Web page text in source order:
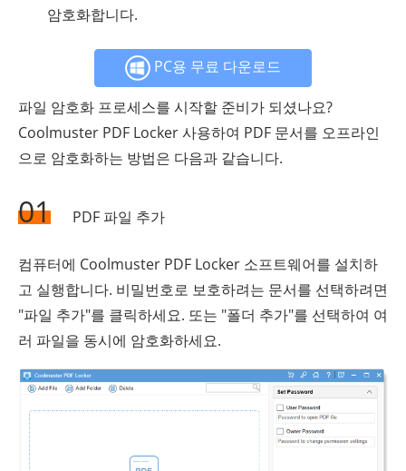
암호화합니다.
PC용 무료 다운로드
파일 암호화 프로세스를 시작할 준비가 되셨나요?
Coolmuster PDF Locker 사용하여 PDF 문서를 오프라인
으로 암호화하는 방법은 다음과 같습니다.
01 PDF 파일 추가
컴퓨터에 Coolmuster PDF Locker 소프트웨어를 설치하
고 실행합니다. 비밀번호로 보호하려는 문서를 선택하려면
"파일 추가"를 클릭하세요. 또는 "폴더 추가"를 선택하여 여
러 파일을 동시에 암호화하세요.